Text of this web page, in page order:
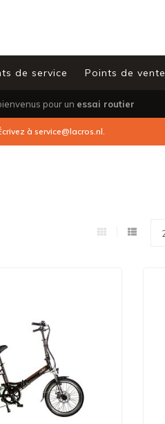
de service Points de vente
pour un essai routier
à service@lacros.nl.